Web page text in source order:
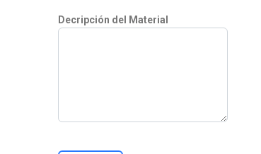
Decripción del Material